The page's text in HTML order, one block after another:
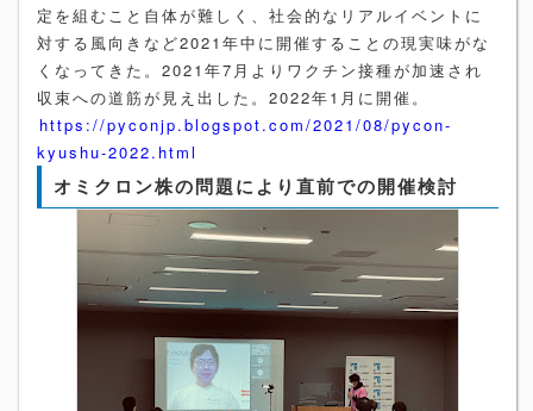
定を組むこと自体が難しく、社会的なリアルイベントに
対する風向きなど2021年中に開催することの現実味がな
くなってきた。2021年7月よりワクチン接種が加速され
収束への道筋が見え出した。2022年1月に開催。
https://pyconjp.blogspot.com/2021/08/pycon-
kyushu-2022.html
オミクロン株の問題により直前での開催検討